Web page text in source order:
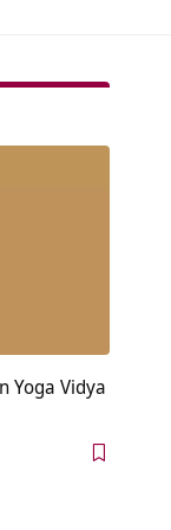
Yoga Vidya